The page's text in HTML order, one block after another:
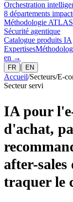
Orchestration
8 départements
Méthodologie
Sécurité agentique
Catalogue produits IA
Expertises
en →
FR | EN
Accueil/Secteurs/E-
Secteur servi
IA pour
d'achat,
after-sales
traquer le